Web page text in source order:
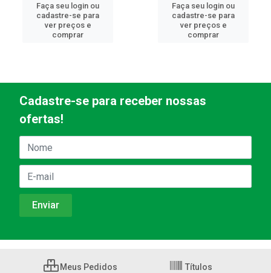
Faça seu login ou
cadastre-se para
ver preços e
comprar
Faça seu login ou
cadastre-se para
ver preços e
comprar
Cadastre-se para receber nossas
ofertas!
Meus Pedidos Títulos